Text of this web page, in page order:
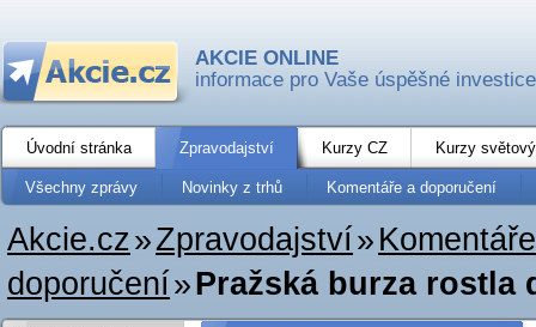
AKCIE ONLINE
informace pro Vaše úspěšné investice
Úvodní stránka Zpravodajství Kurzy CZ Kurzy
Všechny zprávy Novinky z trhů Komentáře a doporučení
Akcie.cz»Zpravodajství»
doporučení»Pražská burza rostla